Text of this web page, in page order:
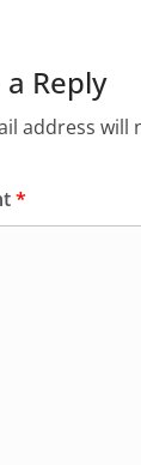
a Reply
address will
*